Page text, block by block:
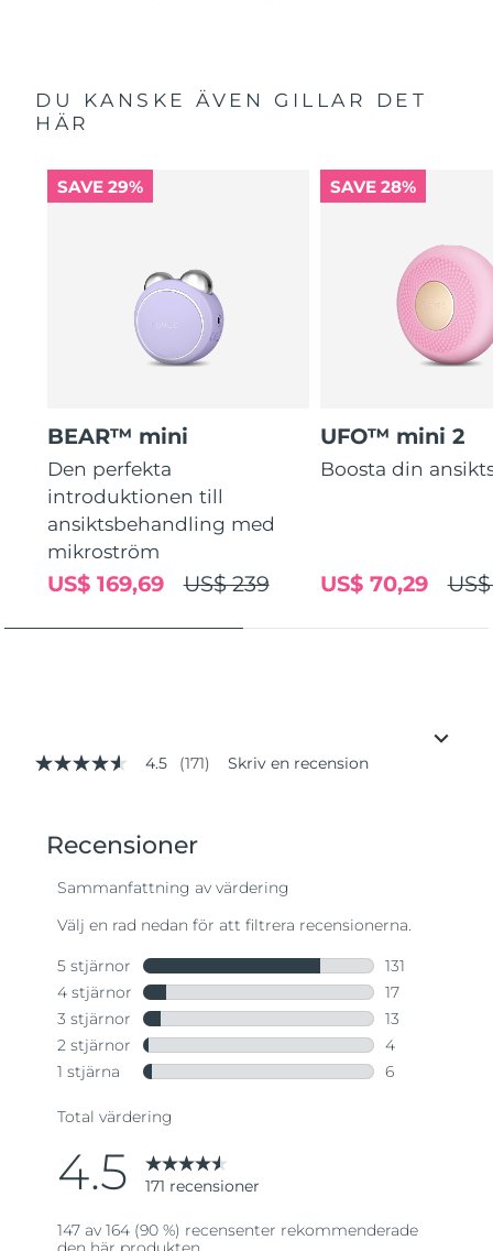
DU KANSKE ÄVEN GILLAR DET
HÄR
SAVE 29%
BEAR™ mini
Den perfekta
introduktionen till
ansiktsbehandling med
mikroström
US$ 239
US$ 169,69
SAVE 28%
UFO™ mini 2
Boosta din
US$ 70,29
4.5
genomsnittligt
betyg.
171
Länk
samma
sida.
4.5 (171) Skriv en recension